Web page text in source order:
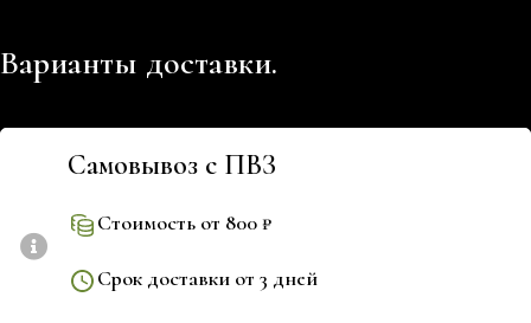
Варианты доставки.
Самовывоз с ПВЗ
Стоимость от 800 ₽
Срок доставки от 3 дней